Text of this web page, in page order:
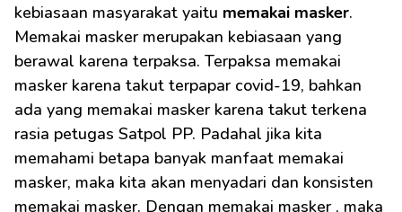
kebiasaan masyarakat yaitu memakai masker.
Memakai masker merupakan kebiasaan yang
berawal karena terpaksa. Terpaksa memakai
masker karena takut terpapar covid-19, bahkan
ada yang memakai masker karena takut terkena
rasia petugas Satpol PP. Padahal jika kita
memahami betapa banyak manfaat memakai
masker, maka kita akan menyadari dan konsisten
memakai masker. Dengan memakai masker , maka